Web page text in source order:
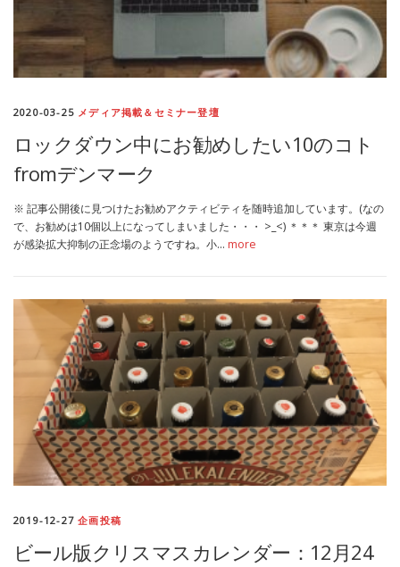
2020-03-25 メディア掲載＆セミナー登壇
ロックダウン中にお勧めしたい10のコト
fromデンマーク
※ 記事公開後に見つけたお勧めアクティビティを随時追加しています。(なの
で、お勧めは10個以上になってしまいました・・・ >_<) ＊＊＊ 東京は今週
が感染拡大抑制の正念場のようですね。小… more
2019-12-27企画投稿
ビール版クリスマスカレンダー：12月24